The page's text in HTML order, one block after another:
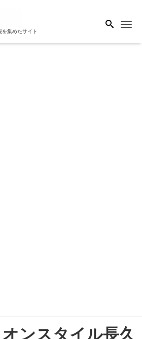
集めたサイト
オンスタイル長久